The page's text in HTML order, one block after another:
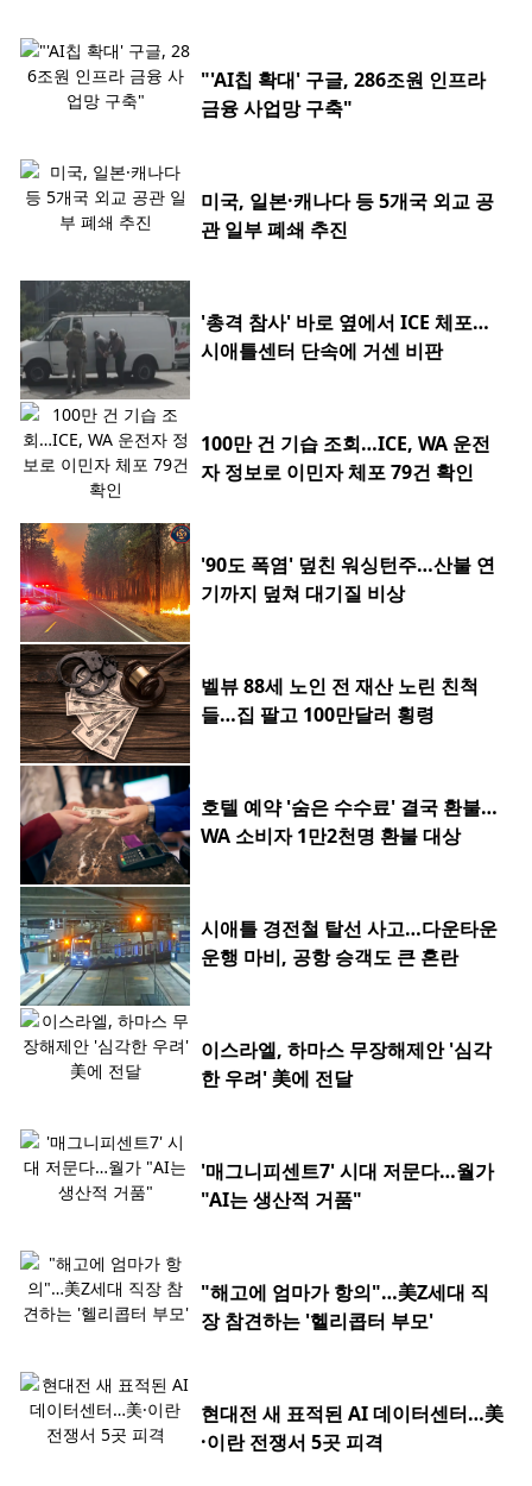
"'AI칩 확대' 구글, 286조원 인프라
금융 사업망 구축"
미국, 일본·캐나다 등 5개국 외교 공
관 일부 폐쇄 추진
'총격 참사' 바로 옆에서 ICE 체포…
시애틀센터 단속에 거센 비판
100만 건 기습 조회…ICE, WA 운전
자 정보로 이민자 체포 79건 확인
'90도 폭염' 덮친 워싱턴주…산불 연
기까지 덮쳐 대기질 비상
벨뷰 88세 노인 전 재산 노린 친척
들…집 팔고 100만달러 횡령
호텔 예약 '숨은 수수료' 결국 환불…
WA 소비자 1만2천명 환불 대상
시애틀 경전철 탈선 사고…다운타운
운행 마비, 공항 승객도 큰 혼란
이스라엘, 하마스 무장해제안 '심각
한 우려' 美에 전달
'매그니피센트7' 시대 저문다…월가
"AI는 생산적 거품"
"해고에 엄마가 항의"…美Z세대 직
장 참견하는 '헬리콥터 부모'
현대전 새 표적된 AI 데이터센터…美
·이란 전쟁서 5곳 피격